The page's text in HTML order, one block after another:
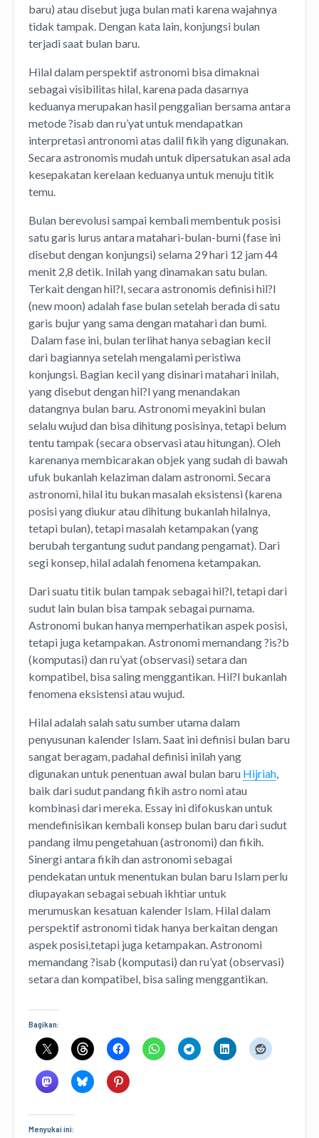
baru) atau disebut juga bulan mati karena wajahnya
tidak tampak. Dengan kata lain, konjungsi bulan
terjadi saat bulan baru.
Hilal dalam perspektif astronomi bisa dimaknai
sebagai visibilitas hilal, karena pada dasarnya
keduanya merupakan hasil penggalian bersama antara
metode ?isab dan ru’yat untuk mendapatkan
interpretasi antronomi atas dalil fikih yang digunakan.
Secara astronomis mudah untuk dipersatukan asal ada
kesepakatan kerelaan keduanya untuk menuju titik
temu.
Bulan berevolusi sampai kembali membentuk posisi
satu garis lurus antara matahari-bulan-bumi (fase ini
disebut dengan konjungsi) selama 29 hari 12 jam 44
menit 2,8 detik. Inilah yang dinamakan satu bulan.
Terkait dengan hil?l, secara astronomis definisi hil?l
(new moon) adalah fase bulan setelah berada di satu
garis bujur yang sama dengan matahari dan bumi.
Dalam fase ini, bulan terlihat hanya sebagian kecil
dari bagiannya setelah mengalami peristiwa
konjungsi. Bagian kecil yang disinari matahari inilah,
yang disebut dengan hil?l yang menandakan
datangnya bulan baru. Astronomi meyakini bulan
selalu wujud dan bisa dihitung posisinya, tetapi belum
tentu tampak (secara observasi atau hitungan). Oleh
karenanya membicarakan objek yang sudah di bawah
ufuk bukanlah kelaziman dalam astronomi. Secara
astronomi, hilal itu bukan masalah eksistensi (karena
posisi yang diukur atau dihitung bukanlah hilalnya,
tetapi bulan), tetapi masalah ketampakan (yang
berubah tergantung sudut pandang pengamat). Dari
segi konsep, hilal adalah fenomena ketampakan.
Dari suatu titik bulan tampak sebagai hil?l, tetapi dari
sudut lain bulan bisa tampak sebagai purnama.
Astronomi bukan hanya memperhatikan aspek posisi,
tetapi juga ketampakan. Astronomi memandang ?is?b
(komputasi) dan ru’yat (observasi) setara dan
kompatibel, bisa saling menggantikan. Hil?l bukanlah
fenomena eksistensi atau wujud.
Hilal adalah salah satu sumber utama dalam
penyusunan kalender Islam. Saat ini definisi bulan baru
sangat beragam, padahal definisi inilah yang
digunakan untuk penentuan awal bulan baru Hijriah,
baik dari sudut pandang fikih astro nomi atau
kombinasi dari mereka. Essay ini difokuskan untuk
mendefinisikan kembali konsep bulan baru dari sudut
pandang ilmu pengetahuan (astronomi) dan fikih.
Sinergi antara fikih dan astronomi sebagai
pendekatan untuk menentukan bulan baru Islam perlu
diupayakan sebagai sebuah ikhtiar untuk
merumuskan kesatuan kalender Islam. Hilal dalam
perspektif astronomi tidak hanya berkaitan dengan
aspek posisi,tetapi juga ketampakan. Astronomi
memandang ?isab (komputasi) dan ru’yat (observasi)
setara dan kompatibel, bisa saling menggantikan.
Bagikan:
Menyukai ini: